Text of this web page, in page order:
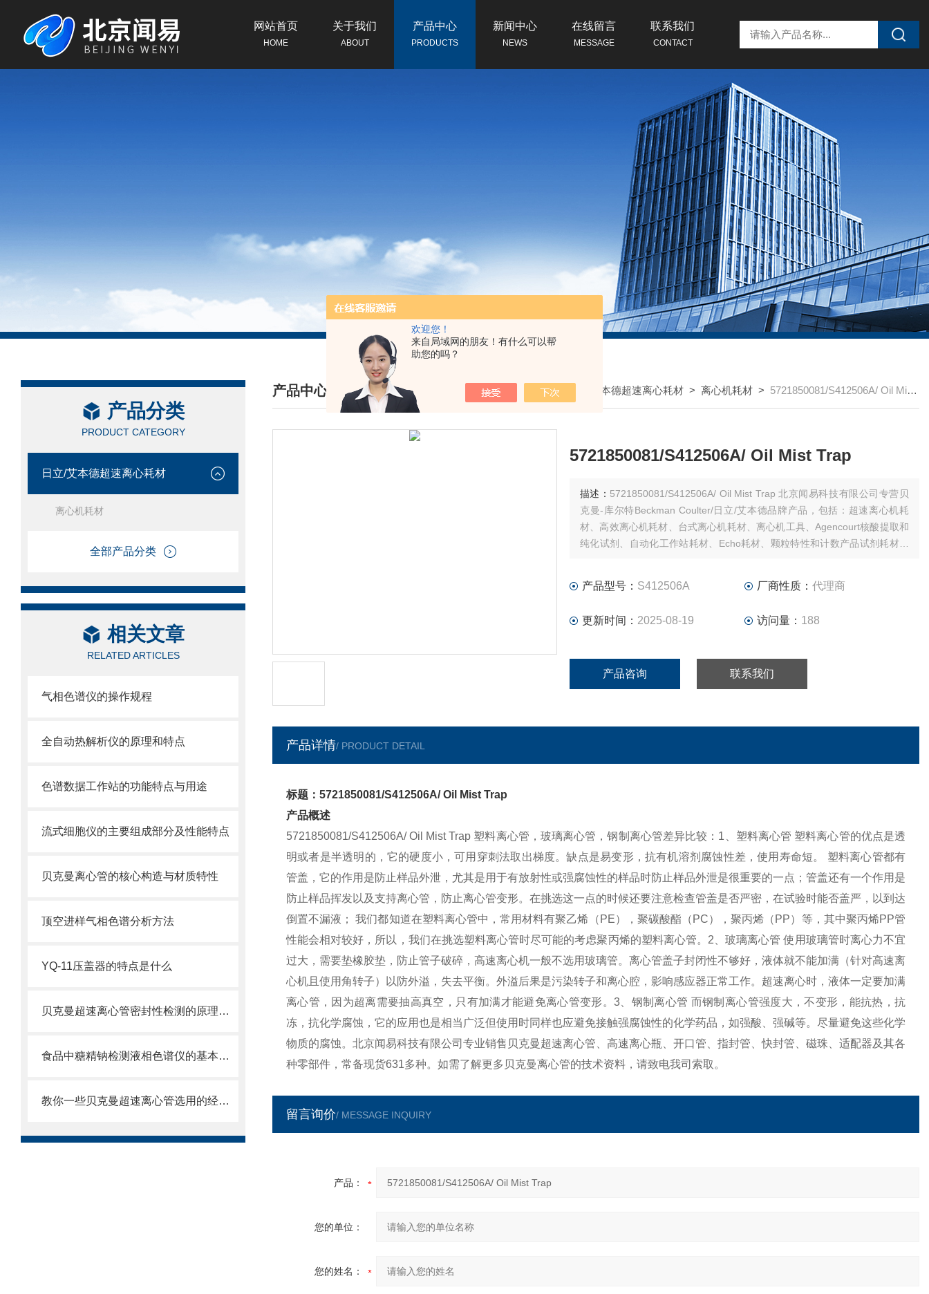
欢迎您！
来自局域网的朋友！有什么可以帮
助您的吗？
网站首页
HOME
关于我们
ABOUT
产品中心
PRODUCTS
新闻中心
NEWS
在线留言
MESSAGE
联系我们
CONTACT
产品分类
PRODUCT CATEGORY
日立/艾本德超速离心耗材
离心机耗材
全部产品分类
相关文章
RELATED ARTICLES
气相色谱仪的操作规程
全自动热解析仪的原理和特点
色谱数据工作站的功能特点与用途
流式细胞仪的主要组成部分及性能特点
贝克曼离心管的核心构造与材质特性
顶空进样气相色谱分析方法
YQ-11压盖器的特点是什么
贝克曼超速离心管密封性检测的原理及方法是什么
食品中糖精钠检测液相色谱仪的基本功能
教你一些贝克曼超速离心管选用的经验技巧
产品中心
/ PRODUCTS CENTER
首页> 产品中心> 日立/艾本德超速离心耗材 >离心机耗材 > 5721850081/S412506A/ Oil Mist Trap
5721850081/S412506A/ Oil Mist Trap
描述： 5721850081/S412506A/ Oil Mist Trap 北京闻易科技有限公司专营贝
克曼-库尔特Beckman Coulter/日立/艾本德品牌产品，包括：超速离心机耗
材、高效离心机耗材、台式离心机耗材、离心机工具、Agencourt核酸提取和
纯化试剂、自动化工作站耗材、Echo耗材、颗粒特性和计数产品试剂耗材、
产品型号： S412506A 厂商性质： 代理商
更新时间： 2025-08-19 访问量： 188
产品咨询 联系我们
产品详情/ PRODUCT DETAIL
标题：5721850081/S412506A/ Oil Mist Trap
产品概述
5721850081/S412506A/ Oil Mist Trap 塑料离心管，玻璃离心管，钢制离心管差异比较：1、塑料离心管 塑料离心管的优点是透
明或者是半透明的，它的硬度小，可用穿刺法取出梯度。缺点是易变形，抗有机溶剂腐蚀性差，使用寿命短。 塑料离心管都有
管盖，它的作用是防止样品外泄，尤其是用于有放射性或强腐蚀性的样品时防止样品外泄是很重要的一点；管盖还有一个作用是
防止样品挥发以及支持离心管，防止离心管变形。在挑选这一点的时候还要注意检查管盖是否严密，在试验时能否盖严，以到达
倒置不漏液； 我们都知道在塑料离心管中，常用材料有聚乙烯（PE），聚碳酸酯（PC），聚丙烯（PP）等，其中聚丙烯PP管
性能会相对较好，所以，我们在挑选塑料离心管时尽可能的考虑聚丙烯的塑料离心管。2、玻璃离心管 使用玻璃管时离心力不宜
过大，需要垫橡胶垫，防止管子破碎，高速离心机一般不选用玻璃管。离心管盖子封闭性不够好，液体就不能加满（针对高速离
心机且使用角转子）以防外溢，失去平衡。外溢后果是污染转子和离心腔，影响感应器正常工作。超速离心时，液体一定要加满
离心管，因为超离需要抽高真空，只有加满才能避免离心管变形。3、钢制离心管 而钢制离心管强度大，不变形，能抗热，抗
冻，抗化学腐蚀，它的应用也是相当广泛但使用时同样也应避免接触强腐蚀性的化学药品，如强酸、强碱等。尽量避免这些化学
物质的腐蚀。北京闻易科技有限公司专业销售贝克曼超速离心管、高速离心瓶、开口管、指封管、快封管、磁珠、适配器及其各
种零部件，常备现货631多种。如需了解更多贝克曼离心管的技术资料，请致电我司索取。
留言询价/ MESSAGE INQUIRY
产品：
您的单位：
您的姓名：